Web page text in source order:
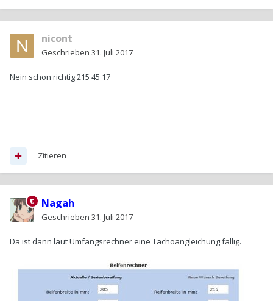
nicont
Geschrieben 31. Juli 2017
Nein schon richtig 215 45 17
Zitieren
Nagah
Geschrieben 31. Juli 2017
Da ist dann laut Umfangsrechner eine Tachoangleichung fällig.